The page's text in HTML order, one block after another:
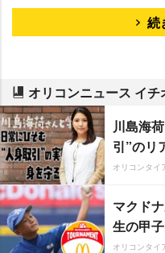
続
オリコンニュース イチ
川島海
引”のリ
オリコンタイ
マクド
生の甲子
オリコンタイ